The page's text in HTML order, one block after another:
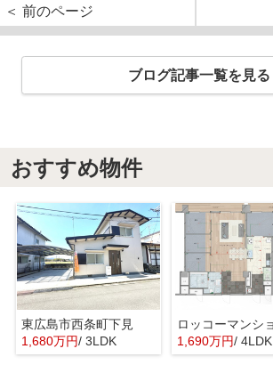
＜ 前のページ
ブログ記事一覧を見る
おすすめ物件
東広島市西条町下見
1,680万円/ 3LDK
1,690万円/ 4LDK